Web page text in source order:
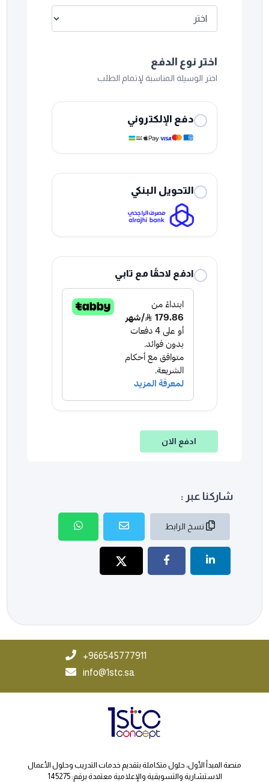
اختر نوع الدفع
اختر الوسيلة المناسبة لإتمام الطلب
دفع الإلكتروني
التحويل البنكي
ادفع لاحقًا مع تابي
ادفع الان
شاركنا عبر :
نسخ الرابط
966545777911+
info@1stc.sa
منصة المبدأ الأول، حلول متكاملة بتقديم خدمات التدريب وحلول الأعمال
الاستشارية والتسويقية والإعلامية معتمدة برقم: 145275